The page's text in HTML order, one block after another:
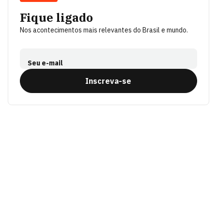
Fique ligado
Nos acontecimentos mais relevantes do Brasil e mundo.
Seu e-mail
Inscreva-se